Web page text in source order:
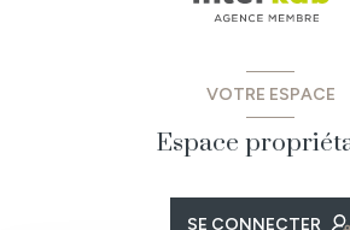
VOTRE ESPACE
Espace
SE CONNECTER